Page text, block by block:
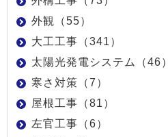
外観（55）
大工工事（341）
太陽光発電システム（46）
寒さ対策（7）
屋根工事（81）
左官工事（6）